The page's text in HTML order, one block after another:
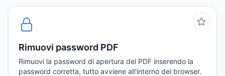
Rimuovi password PDF
Rimuovi la password di apertura del PDF inserendo la
password corretta, tutto avviene all'interno del browser.